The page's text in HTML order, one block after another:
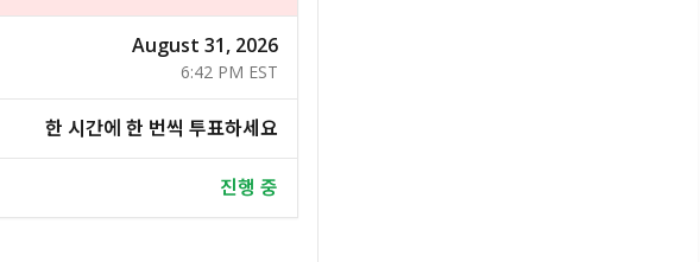
August 31, 2026
6:42 PM EST
한 시간에 한 번씩 투표하세요
진행 중